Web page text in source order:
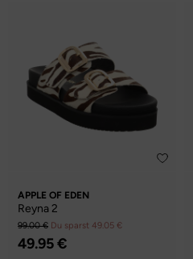
APPLE OF EDEN
Reyna 2
99.00 € Du sparst 49.05 €
49.95 €